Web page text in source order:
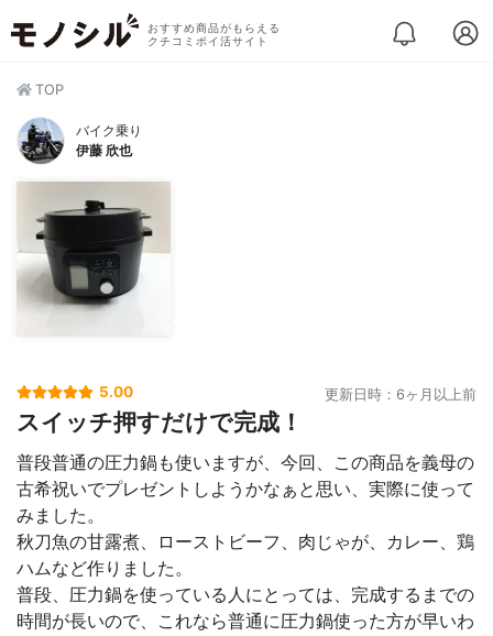
おすすめ商品がもらえる
クチコミポイ活サイト
TOP
バイク乗り
伊藤 欣也
5.00 更新日時：6ヶ月以上前
スイッチ押すだけで完成！
普段普通の圧力鍋も使いますが、今回、この商品を義母の
古希祝いでプレゼントしようかなぁと思い、実際に使って
みました。
秋刀魚の甘露煮、ローストビーフ、肉じゃが、カレー、鶏
ハムなど作りました。
普段、圧力鍋を使っている人にとっては、完成するまでの
時間が長いので、これなら普通に圧力鍋使った方が早いわ